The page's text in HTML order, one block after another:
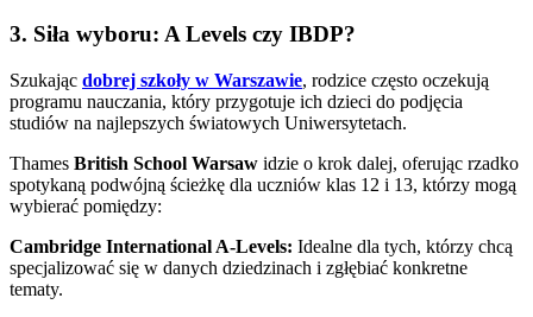
3. Siła wyboru: A Levels czy IBDP?
Szukając dobrej szkoły w Warszawie, rodzice często oczekują
programu nauczania, który przygotuje ich dzieci do podjęcia
studiów na najlepszych światowych Uniwersytetach.
Thames British School Warsaw idzie o krok dalej, oferując rzadko
spotykaną podwójną ścieżkę dla uczniów klas 12 i 13, którzy mogą
wybierać pomiędzy:
Cambridge International A-Levels: Idealne dla tych, którzy chcą
specjalizować się w danych dziedzinach i zgłębiać konkretne
tematy.